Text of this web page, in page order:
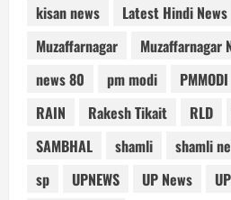
kisan news
Latest Hindi News
Muzaffarnagar
Muzaffarnagar
news 80
pm modi PMMODI
RAIN
Rakesh Tikait RLD
SAMBHAL
shamli shamli
sp
UPNEWS UP News